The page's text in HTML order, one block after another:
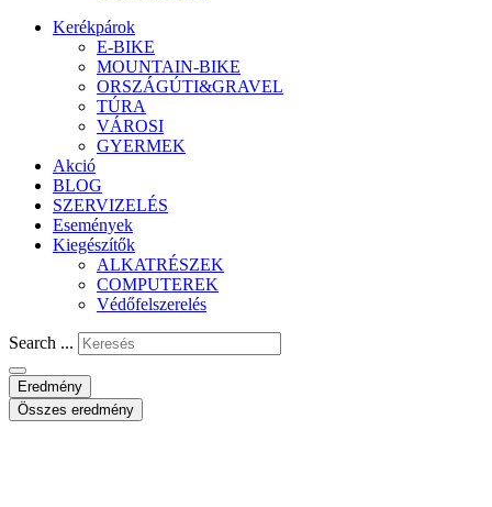
Kerékpárok
E-BIKE
MOUNTAIN-BIKE
ORSZÁGÚTI&GRAVEL
TÚRA
VÁROSI
GYERMEK
Akció
BLOG
SZERVIZELÉS
Események
Kiegészítők
ALKATRÉSZEK
COMPUTEREK
Védőfelszerelés
Search ...
Eredmény
Összes eredmény